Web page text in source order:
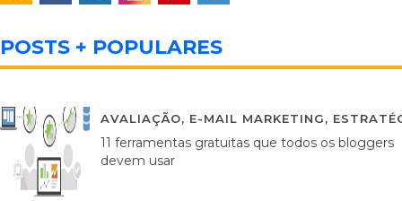
POSTS + POPULARES
AVALIAÇÃO, E-MAIL MARKETING,
11 ferramentas gratuitas que todos os bloggers
devem usar